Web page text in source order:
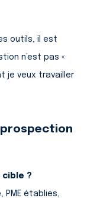
outils, il est
n’est pas «
je veux travailler
prospection
?
établies,